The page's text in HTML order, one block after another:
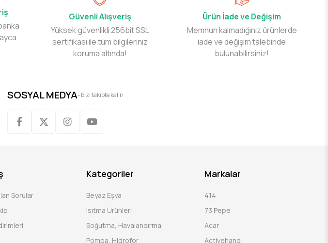
Güvenli Alışveriş
Yüksek güvenlikli 256bit SSL
sertifikası ile tüm bilgileriniz
koruma altında!
Ürün İade ve Değişim
Memnun kalmadığınız ürünlerde
iade ve değişim talebinde
bulunabilirsiniz!
SOSYAL MEDYA- Bizi takipte kalın
Sorular
Kategoriler
Beyaz Eşya
Isıtma Ürünleri
Soğutma, Havalandırma
Pompa, Hidrofor
Markalar
414
73 Pepe
Acar
Activehand